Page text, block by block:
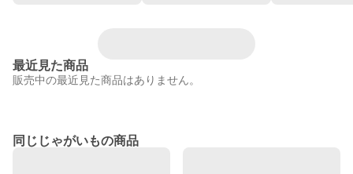
最近見た商品
販売中の最近見た商品はありません。
同じじゃがいもの商品